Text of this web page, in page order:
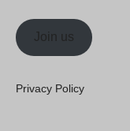
Join us
Privacy Policy